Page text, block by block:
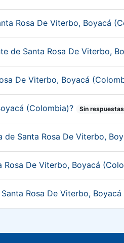
Rosa De Viterbo, Boyacá
de Santa Rosa De Viterbo,
De Viterbo, Boyacá
(Colombia)? Sin respuestas
Santa Rosa De Viterbo,
De Viterbo, Boyacá
Rosa De Viterbo,